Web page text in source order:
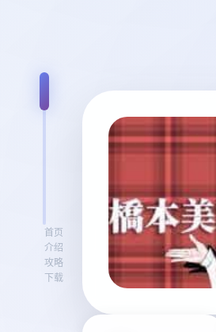
首页
介绍
攻略
下载